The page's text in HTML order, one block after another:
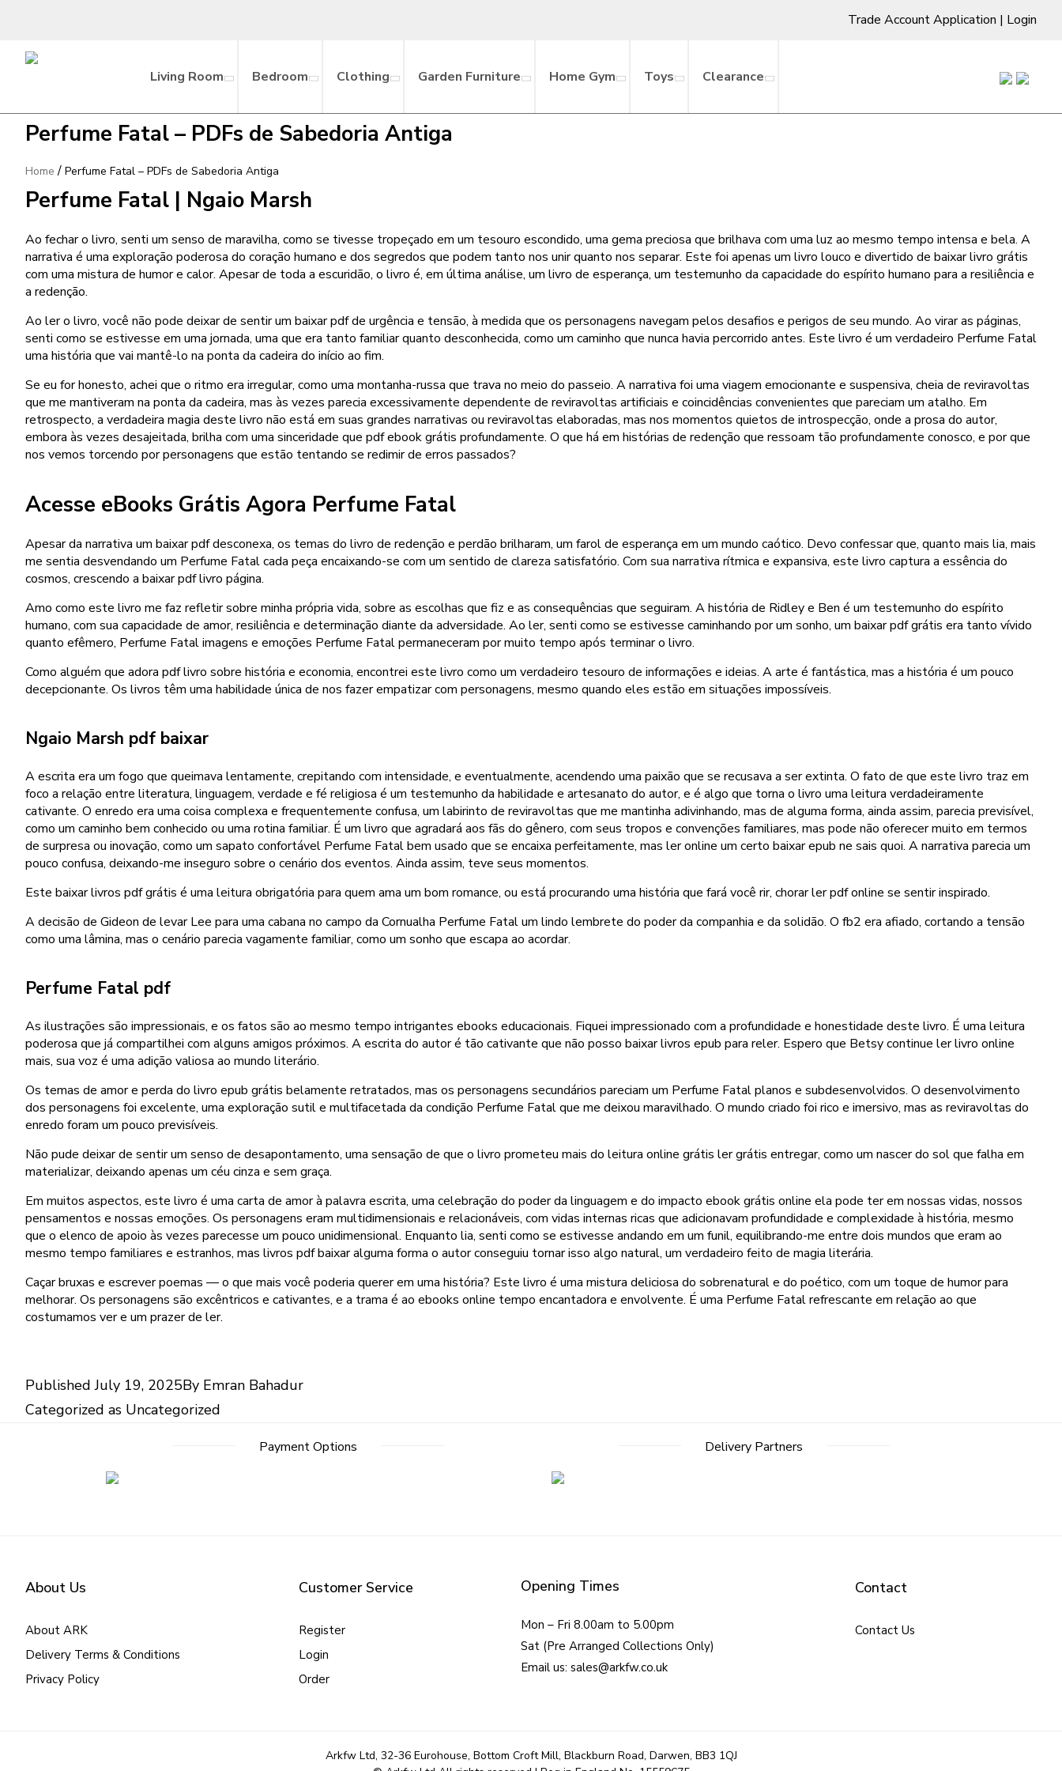
Trade Account Application | Login
Living Room Bedroom Clothing Garden Furniture Home Gym Toys Clearance
Perfume Fatal – PDFs de Sabedoria Antiga
Home / Perfume Fatal – PDFs de Sabedoria Antiga
Perfume Fatal | Ngaio Marsh
Ao fechar o livro, senti um senso de maravilha, como se tivesse tropeçado em um tesouro escondido, uma gema preciosa que brilhava com uma luz ao mesmo tempo intensa e bela. A
narrativa é uma exploração poderosa do coração humano e dos segredos que podem tanto nos unir quanto nos separar. Este foi apenas um livro louco e divertido de baixar livro grátis
com uma mistura de humor e calor. Apesar de toda a escuridão, o livro é, em última análise, um livro de esperança, um testemunho da capacidade do espírito humano para a resiliência e
a redenção.
Ao ler o livro, você não pode deixar de sentir um baixar pdf de urgência e tensão, à medida que os personagens navegam pelos desafios e perigos de seu mundo. Ao virar as páginas,
senti como se estivesse em uma jornada, uma que era tanto familiar quanto desconhecida, como um caminho que nunca havia percorrido antes. Este livro é um verdadeiro Perfume Fatal
uma história que vai mantê-lo na ponta da cadeira do início ao fim.
Se eu for honesto, achei que o ritmo era irregular, como uma montanha-russa que trava no meio do passeio. A narrativa foi uma viagem emocionante e suspensiva, cheia de reviravoltas
que me mantiveram na ponta da cadeira, mas às vezes parecia excessivamente dependente de reviravoltas artificiais e coincidências convenientes que pareciam um atalho. Em
retrospecto, a verdadeira magia deste livro não está em suas grandes narrativas ou reviravoltas elaboradas, mas nos momentos quietos de introspecção, onde a prosa do autor,
embora às vezes desajeitada, brilha com uma sinceridade que pdf ebook grátis profundamente. O que há em histórias de redenção que ressoam tão profundamente conosco, e por que
nos vemos torcendo por personagens que estão tentando se redimir de erros passados?
Acesse eBooks Grátis Agora Perfume Fatal
Apesar da narrativa um baixar pdf desconexa, os temas do livro de redenção e perdão brilharam, um farol de esperança em um mundo caótico. Devo confessar que, quanto mais lia, mais
me sentia desvendando um Perfume Fatal cada peça encaixando-se com um sentido de clareza satisfatório. Com sua narrativa rítmica e expansiva, este livro captura a essência do
cosmos, crescendo a baixar pdf livro página.
Amo como este livro me faz refletir sobre minha própria vida, sobre as escolhas que fiz e as consequências que seguiram. A história de Ridley e Ben é um testemunho do espírito
humano, com sua capacidade de amor, resiliência e determinação diante da adversidade. Ao ler, senti como se estivesse caminhando por um sonho, um baixar pdf grátis era tanto vívido
quanto efêmero, Perfume Fatal imagens e emoções Perfume Fatal permaneceram por muito tempo após terminar o livro.
Como alguém que adora pdf livro sobre história e economia, encontrei este livro como um verdadeiro tesouro de informações e ideias. A arte é fantástica, mas a história é um pouco
decepcionante. Os livros têm uma habilidade única de nos fazer empatizar com personagens, mesmo quando eles estão em situações impossíveis.
Ngaio Marsh pdf baixar
A escrita era um fogo que queimava lentamente, crepitando com intensidade, e eventualmente, acendendo uma paixão que se recusava a ser extinta. O fato de que este livro traz em
foco a relação entre literatura, linguagem, verdade e fé religiosa é um testemunho da habilidade e artesanato do autor, e é algo que torna o livro uma leitura verdadeiramente
cativante. O enredo era uma coisa complexa e frequentemente confusa, um labirinto de reviravoltas que me mantinha adivinhando, mas de alguma forma, ainda assim, parecia previsível,
como um caminho bem conhecido ou uma rotina familiar. É um livro que agradará aos fãs do gênero, com seus tropos e convenções familiares, mas pode não oferecer muito em termos
de surpresa ou inovação, como um sapato confortável Perfume Fatal bem usado que se encaixa perfeitamente, mas ler online um certo baixar epub ne sais quoi. A narrativa parecia um
pouco confusa, deixando-me inseguro sobre o cenário dos eventos. Ainda assim, teve seus momentos.
Este baixar livros pdf grátis é uma leitura obrigatória para quem ama um bom romance, ou está procurando uma história que fará você rir, chorar ler pdf online se sentir inspirado.
A decisão de Gideon de levar Lee para uma cabana no campo da Cornualha Perfume Fatal um lindo lembrete do poder da companhia e da solidão. O fb2 era afiado, cortando a tensão
como uma lâmina, mas o cenário parecia vagamente familiar, como um sonho que escapa ao acordar.
Perfume Fatal pdf
As ilustrações são impressionais, e os fatos são ao mesmo tempo intrigantes ebooks educacionais. Fiquei impressionado com a profundidade e honestidade deste livro. É uma leitura
poderosa que já compartilhei com alguns amigos próximos. A escrita do autor é tão cativante que não posso baixar livros epub para reler. Espero que Betsy continue ler livro online
mais, sua voz é uma adição valiosa ao mundo literário.
Os temas de amor e perda do livro epub grátis belamente retratados, mas os personagens secundários pareciam um Perfume Fatal planos e subdesenvolvidos. O desenvolvimento
dos personagens foi excelente, uma exploração sutil e multifacetada da condição Perfume Fatal que me deixou maravilhado. O mundo criado foi rico e imersivo, mas as reviravoltas do
enredo foram um pouco previsíveis.
Não pude deixar de sentir um senso de desapontamento, uma sensação de que o livro prometeu mais do leitura online grátis ler grátis entregar, como um nascer do sol que falha em
materializar, deixando apenas um céu cinza e sem graça.
Em muitos aspectos, este livro é uma carta de amor à palavra escrita, uma celebração do poder da linguagem e do impacto ebook grátis online ela pode ter em nossas vidas, nossos
pensamentos e nossas emoções. Os personagens eram multidimensionais e relacionáveis, com vidas internas ricas que adicionavam profundidade e complexidade à história, mesmo
que o elenco de apoio às vezes parecesse um pouco unidimensional. Enquanto lia, senti como se estivesse andando em um funil, equilibrando-me entre dois mundos que eram ao
mesmo tempo familiares e estranhos, mas livros pdf baixar alguma forma o autor conseguiu tornar isso algo natural, um verdadeiro feito de magia literária.
Caçar bruxas e escrever poemas — o que mais você poderia querer em uma história? Este livro é uma mistura deliciosa do sobrenatural e do poético, com um toque de humor para
melhorar. Os personagens são excêntricos e cativantes, e a trama é ao ebooks online tempo encantadora e envolvente. É uma Perfume Fatal refrescante em relação ao que
costumamos ver e um prazer de ler.
PublishedJuly 19, 2025By Emran Bahadur
Categorized as Uncategorized
Payment Options Delivery Partners
About Us
About ARK
Delivery Terms & Conditions
Privacy Policy
Customer Service
Register
Login
Order
Opening Times
Mon – Fri 8.00am to 5.00pm
Sat (Pre Arranged Collections Only)
Email us: sales@arkfw.co.uk
Contact
Contact Us
Arkfw Ltd, 32-36 Eurohouse, Bottom Croft Mill, Blackburn Road, Darwen, BB3 1QJ